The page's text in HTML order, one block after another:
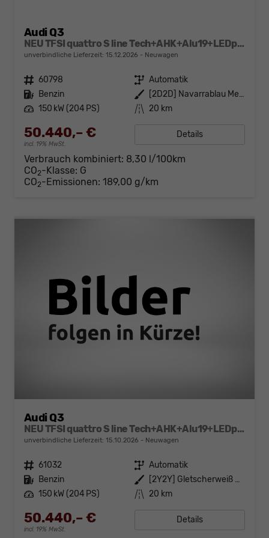
Audi Q3
NEU TFSI quattro S line Tech+AHK+Alu19+LEDplus+KlimaPlus+ExtSchwarz
unverbindliche Lieferzeit: 15.12.2026 Neuwagen
Fahrzeugnr. 60798 Getriebe Automatik
Kraftstoff Benzin Außenfarbe
[2D2D] Navarrablau Metallic
Leistung 150 kW (204 PS) Kilometerstand 20 km
50.440,– €
incl. 19% MwSt.
Details
Verbrauch kombiniert: 8,30 l/100km
CO2-Klasse: G
CO2-Emissionen: 189,00 g/km
Audi Q3
NEU TFSI quattro S line Tech+AHK+Alu19+LEDplus+KlimaPlus+ExtSchwarz
unverbindliche Lieferzeit: 15.10.2026 Neuwagen
Fahrzeugnr. 61032 Getriebe Automatik
Kraftstoff Benzin Außenfarbe
[2Y2Y] Gletscherweiß Metallic
Leistung 150 kW (204 PS) Kilometerstand 20 km
50.440,– €
incl. 19% MwSt.
Details